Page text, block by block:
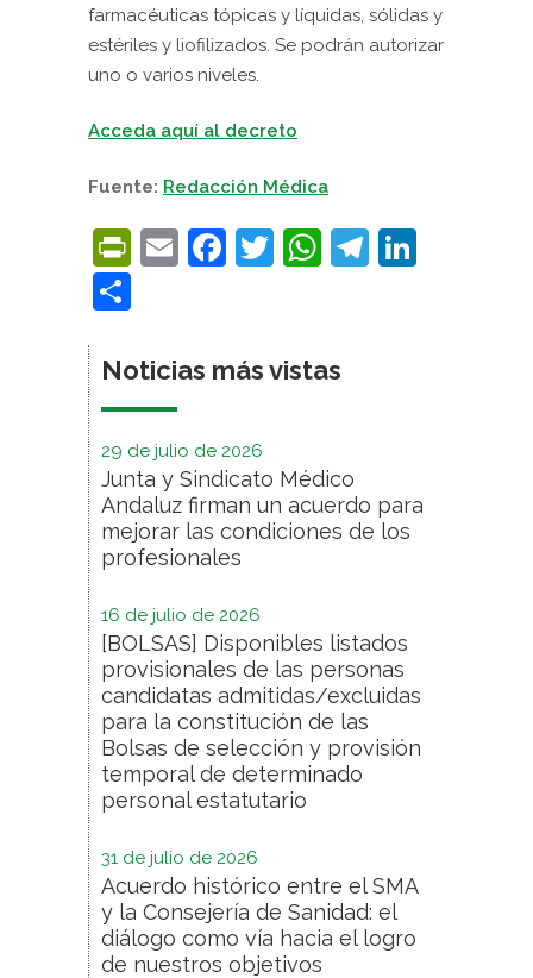
farmacéuticas tópicas y líquidas, sólidas y
estériles y liofilizados. Se podrán autorizar
uno o varios niveles.
Acceda aquí al decreto
Fuente: Redacción Médica
PrintFriendly
EmailFacebook
Twitter
WhatsApp
Noticias más vistas
29 de julio de 2026
Junta y Sindicato Médico
Andaluz firman un acuerdo para
mejorar las condiciones de los
profesionales
16 de julio de 2026
[BOLSAS] Disponibles listados
provisionales de las personas
candidatas admitidas/excluidas
para la constitución de las
Bolsas de selección y provisión
temporal de determinado
personal estatutario
31 de julio de 2026
Acuerdo histórico entre el SMA
y la Consejería de Sanidad: el
diálogo como vía hacia el logro
de nuestros objetivos